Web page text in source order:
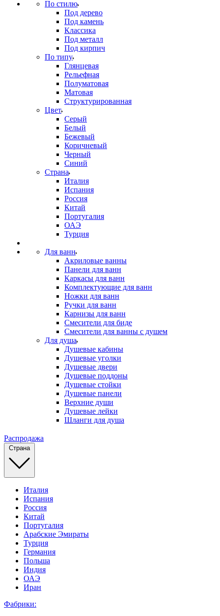
По стилю
Под дерево
Под камень
Классика
Под металл
Под кирпич
По типу
Глянцевая
Рельефная
Полуматовая
Матовая
Структурированная
Цвет
Серый
Белый
Бежевый
Коричневый
Черный
Синий
Страна
Италия
Испания
Россия
Китай
Португалия
ОАЭ
Турция
Для ванн
Акриловые ванны
Панели для ванн
Каркасы для ванн
Комплектующие для ванн
Ножки для ванн
Ручки для ванн
Карнизы для ванн
Смесители для биде
Смесители для ванны с душем
Для душа
Душевые кабины
Душевые уголки
Душевые двери
Душевые поддоны
Душевые стойки
Душевые панели
Верхние души
Душевые лейки
Шланги для душа
Распродажа
Страна
Италия
Испания
Россия
Китай
Португалия
Арабские Эмираты
Турция
Германия
Польша
Индия
ОАЭ
Иран
Фабрики: